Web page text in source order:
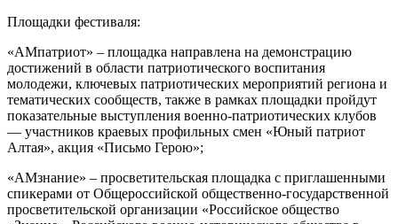
Площадки фестиваля:
«АМпатриот» – площадка направлена на демонстрацию
достижений в области патриотического воспитания
молодежи, ключевых патриотических мероприятий региона и
тематических сообществ, также в рамках площадки пройдут
показательные выступления военно-патриотических клубов
— участников краевых профильных смен «Юный патриот
Алтая», акция «Письмо Герою»;
«АМзнание» – просветительская площадка с приглашенными
спикерами от Общероссийской общественно-государственной
просветительской организации «Российское общество